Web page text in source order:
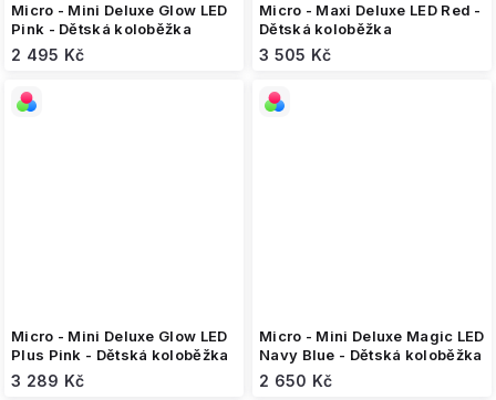
Micro - Mini Deluxe Glow LED
Pink - Dětská koloběžka
2 495 Kč
Micro - Maxi Deluxe LED Red -
Dětská koloběžka
3 505 Kč
Micro - Mini Deluxe Glow LED
Plus Pink - Dětská koloběžka
3 289 Kč
Micro - Mini Deluxe Magic LED
Navy Blue - Dětská koloběžka
2 650 Kč